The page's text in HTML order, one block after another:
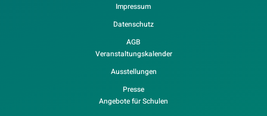
Impressum
Datenschutz
AGB
Veranstaltungskalender
Ausstellungen
Presse
Angebote für Schulen